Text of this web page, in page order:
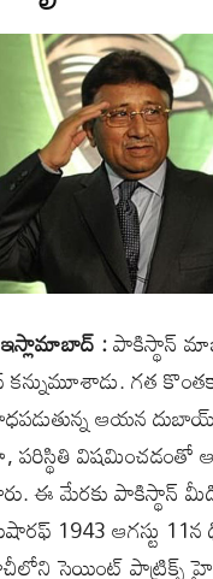
ఇస్లామాబాద్ :పాకిస్థాన్ మాజీ
గత
ఆయన
పరిస్థితి
ఈ మేరకు పాకిస్థాన్
1943 ఆగస్టు 11న
సెయింట్ పాట్రిక్స్